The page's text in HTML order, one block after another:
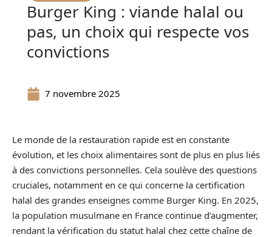
Burger King : viande halal ou
pas, un choix qui respecte vos
convictions
7 novembre 2025
Le monde de la restauration rapide est en constante
évolution, et les choix alimentaires sont de plus en plus liés
à des convictions personnelles. Cela soulève des questions
cruciales, notamment en ce qui concerne la certification
halal des grandes enseignes comme Burger King. En 2025,
la population musulmane en France continue d’augmenter,
rendant la vérification du statut halal chez cette chaîne de